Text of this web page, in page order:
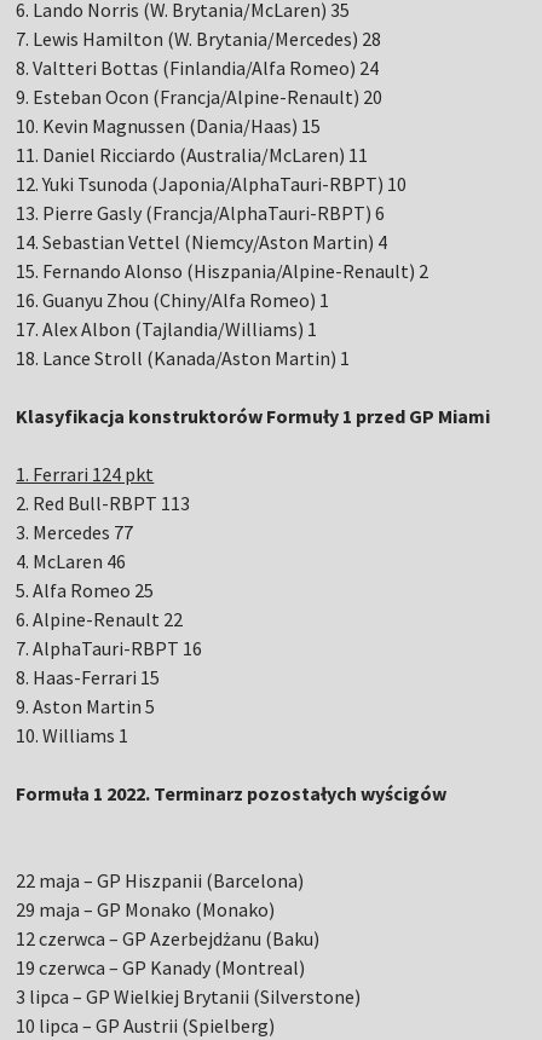
6. Lando Norris (W. Brytania/McLaren) 35
7. Lewis Hamilton (W. Brytania/Mercedes) 28
8. Valtteri Bottas (Finlandia/Alfa Romeo) 24
9. Esteban Ocon (Francja/Alpine-Renault) 20
10. Kevin Magnussen (Dania/Haas) 15
11. Daniel Ricciardo (Australia/McLaren) 11
12. Yuki Tsunoda (Japonia/AlphaTauri-RBPT) 10
13. Pierre Gasly (Francja/AlphaTauri-RBPT) 6
14. Sebastian Vettel (Niemcy/Aston Martin) 4
15. Fernando Alonso (Hiszpania/Alpine-Renault) 2
16. Guanyu Zhou (Chiny/Alfa Romeo) 1
17. Alex Albon (Tajlandia/Williams) 1
18. Lance Stroll (Kanada/Aston Martin) 1
Klasyfikacja konstruktorów Formuły 1 przed GP Miami
1. Ferrari 124 pkt
2. Red Bull-RBPT 113
3. Mercedes 77
4. McLaren 46
5. Alfa Romeo 25
6. Alpine-Renault 22
7. AlphaTauri-RBPT 16
8. Haas-Ferrari 15
9. Aston Martin 5
10. Williams 1
Formuła 1 2022. Terminarz pozostałych wyścigów
22 maja – GP Hiszpanii (Barcelona)
29 maja – GP Monako (Monako)
12 czerwca – GP Azerbejdżanu (Baku)
19 czerwca – GP Kanady (Montreal)
3 lipca – GP Wielkiej Brytanii (Silverstone)
10 lipca – GP Austrii (Spielberg)